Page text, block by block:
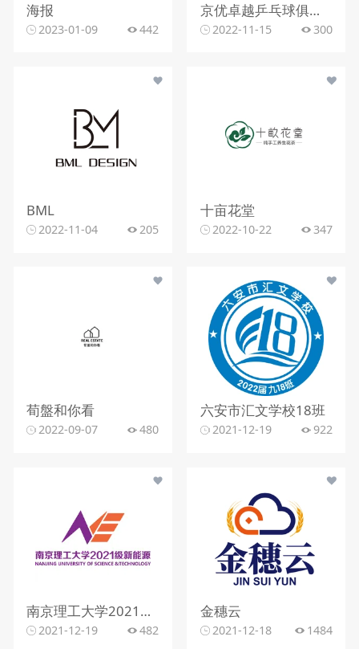
海报
2023-01-09 442
京优卓越乒乓球俱乐部
2022-11-15 300
BML
2022-11-04 205
十亩花堂
2022-10-22 347
荀盤和你看
2022-09-07 480
六安市汇文学校18班
2021-12-19 922
南京理工大学2021级新能源
2021-12-19 482
金穗云
2021-12-18 1484